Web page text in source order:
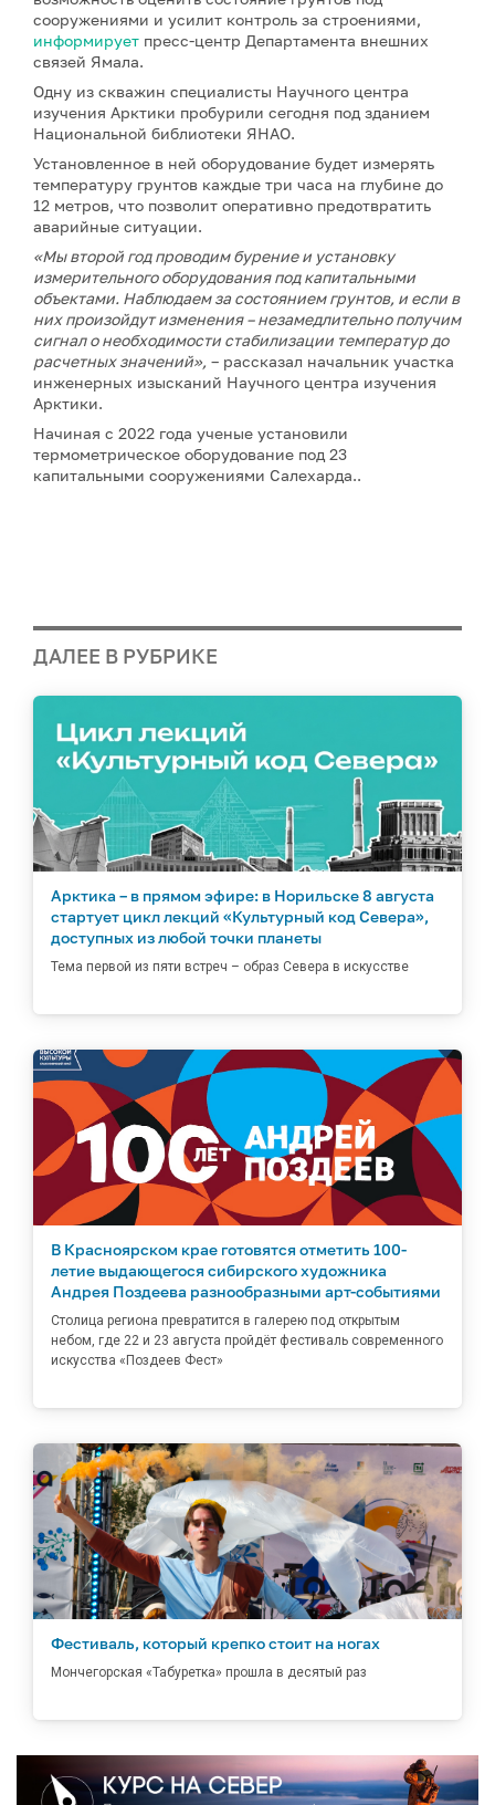
сооружениями и усилит контроль за строениями,
информирует пресс-центр Департамента внешних
связей Ямала.
Одну из скважин специалисты Научного центра
изучения Арктики пробурили сегодня под зданием
Национальной библиотеки ЯНАО.
Установленное в ней оборудование будет измерять
температуру грунтов каждые три часа на глубине до
12 метров, что позволит оперативно предотвратить
аварийные ситуации.
«Мы второй год проводим бурение и установку
измерительного оборудования под капитальными
объектами. Наблюдаем за состоянием грунтов, и если в
них произойдут изменения–незамедлительно получим
сигнал о необходимости стабилизации температур до
расчетных значений», – рассказал начальник участка
инженерных изысканий Научного центра изучения
Арктики.
Начиная с 2022 года ученые установили
термометрическое оборудование под 23
капитальными сооружениями Салехарда..
ДАЛЕЕ В РУБРИКЕ
Арктика – в прямом эфире: в Норильске 8 августа
стартует цикл лекций «Культурный код Севера»,
доступных из любой точки планеты
Тема первой из пяти встреч – образ Севера в искусстве
В Красноярском крае готовятся отметить 100-
летие выдающегося сибирского художника
Андрея Поздеева разнообразными арт-событиями
Столица региона превратится в галерею под открытым
небом, где 22 и 23 августа пройдёт фестиваль современного
искусства «Поздеев Фест»
Фестиваль, который крепко стоит на ногах
Мончегорская «Табуретка» прошла в десятый раз